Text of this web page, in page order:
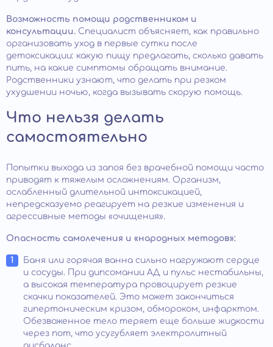
Возможность помощи родственникам и
консультации. Специалист объясняет, как правильно
организовать уход в первые сутки после
детоксикации: какую пищу предлагать, сколько давать
пить, на какие симптомы обращать внимание.
Родственники узнают, что делать при резком
ухудшении ночью, когда вызывать скорую помощь.
Что нельзя делать
самостоятельно
Попытки выхода из запоя без врачебной помощи часто
приводят к тяжелым осложнениям. Организм,
ослабленный длительной интоксикацией,
непредсказуемо реагирует на резкие изменения и
агрессивные методы «очищения».
Опасность самолечения и «народных методов»:
Баня или горячая ванна сильно нагружают сердце
и сосуды. При дипсомании АД и пульс нестабильны,
а высокая температура провоцирует резкие
скачки показателей. Это может закончиться
гипертоническим кризом, обмороком, инфарктом.
Обезвоженное тело теряет еще больше жидкости
через пот, что усугубляет электролитный